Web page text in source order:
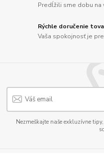
Predĺžili sme dobu na
Rýchle doručenie
Vaša spokojnosť je
Nezmeškajte naše exkluzívne